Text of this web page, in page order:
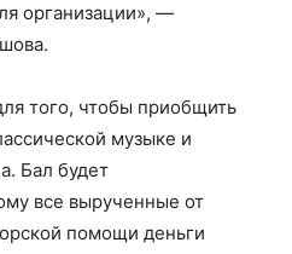
организации», —
того, чтобы приобщить
музыке и
Бал будет
все вырученные от
помощи деньги